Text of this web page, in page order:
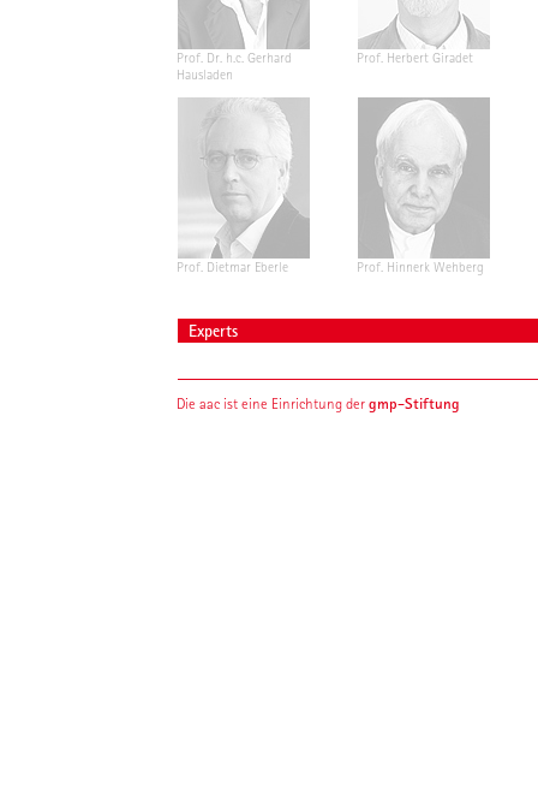
Prof. Dr. h.c. Gerhard
Hausladen
Prof. Herbert Giradet
Prof. Dietmar Eberle Prof. Hinnerk Wehberg
Experts
Die aac ist eine Einrichtung dergmp-Stiftung